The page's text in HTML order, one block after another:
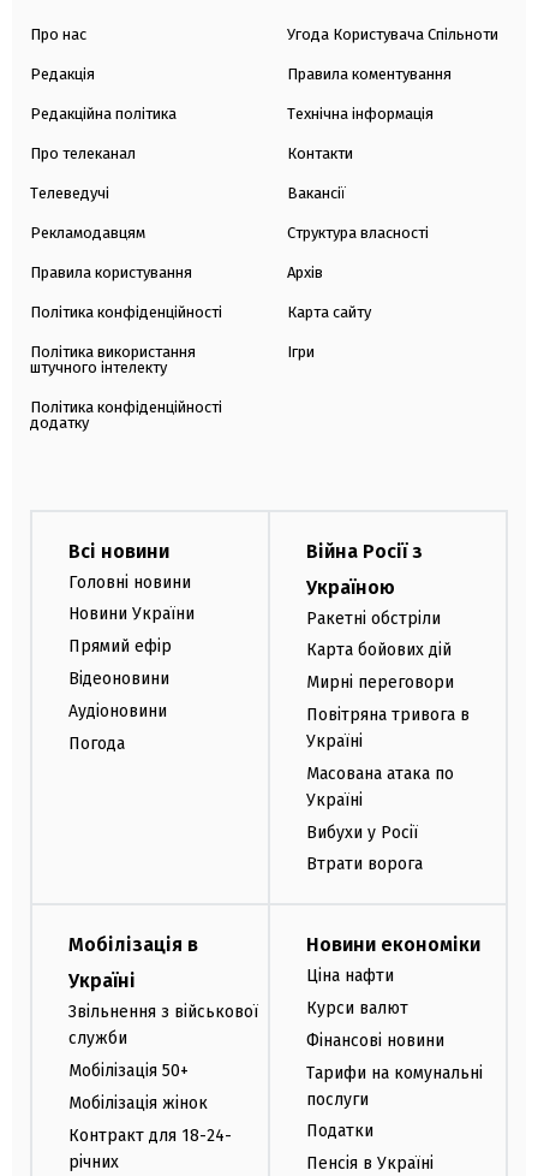
Про нас
Редакція
Редакційна політика
Про телеканал
Телеведучі
Рекламодавцям
Правила користування
Політика конфіденційності
Політика використання
штучного інтелекту
Політика конфіденційності
додатку
Угода Користувача Спільноти
Правила коментування
Технічна інформація
Контакти
Вакансії
Структура власності
Архів
Карта сайту
Ігри
Всі новини
Головні новини
Новини України
Прямий ефір
Відеоновини
Аудіоновини
Погода
Війна Росії з
Україною
Ракетні обстріли
Карта бойових дій
Мирні переговори
Повітряна тривога в
Україні
Масована атака по
Україні
Вибухи у Росії
Втрати ворога
Мобілізація в
Україні
Звільнення з військової
служби
Мобілізація 50+
Мобілізація жінок
Контракт для 18-24-
річних
Новини економіки
Ціна нафти
Курси валют
Фінансові новини
Тарифи на комунальні
послуги
Податки
Пенсія в Україні